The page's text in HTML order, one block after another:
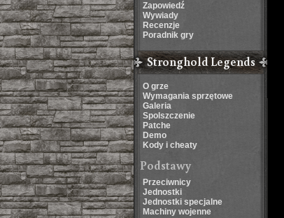
Zapowiedź
Wywiady
Recenzje
Poradnik gry
Stronghold Legends
O grze
Wymagania sprzętowe
Galeria
Spolszczenie
Patche
Demo
Kody i cheaty
Podstawy
Przeciwnicy
Jednostki
Jednostki specjalne
Machiny wojenne